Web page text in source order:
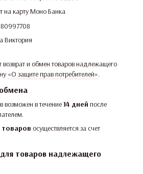
на карту Моно Банка
Виктория
и обмен товаров надлежащего
«О защите прав потребителей».
возможен в течение14 дней после
осуществляется за счет
товаров надлежащего